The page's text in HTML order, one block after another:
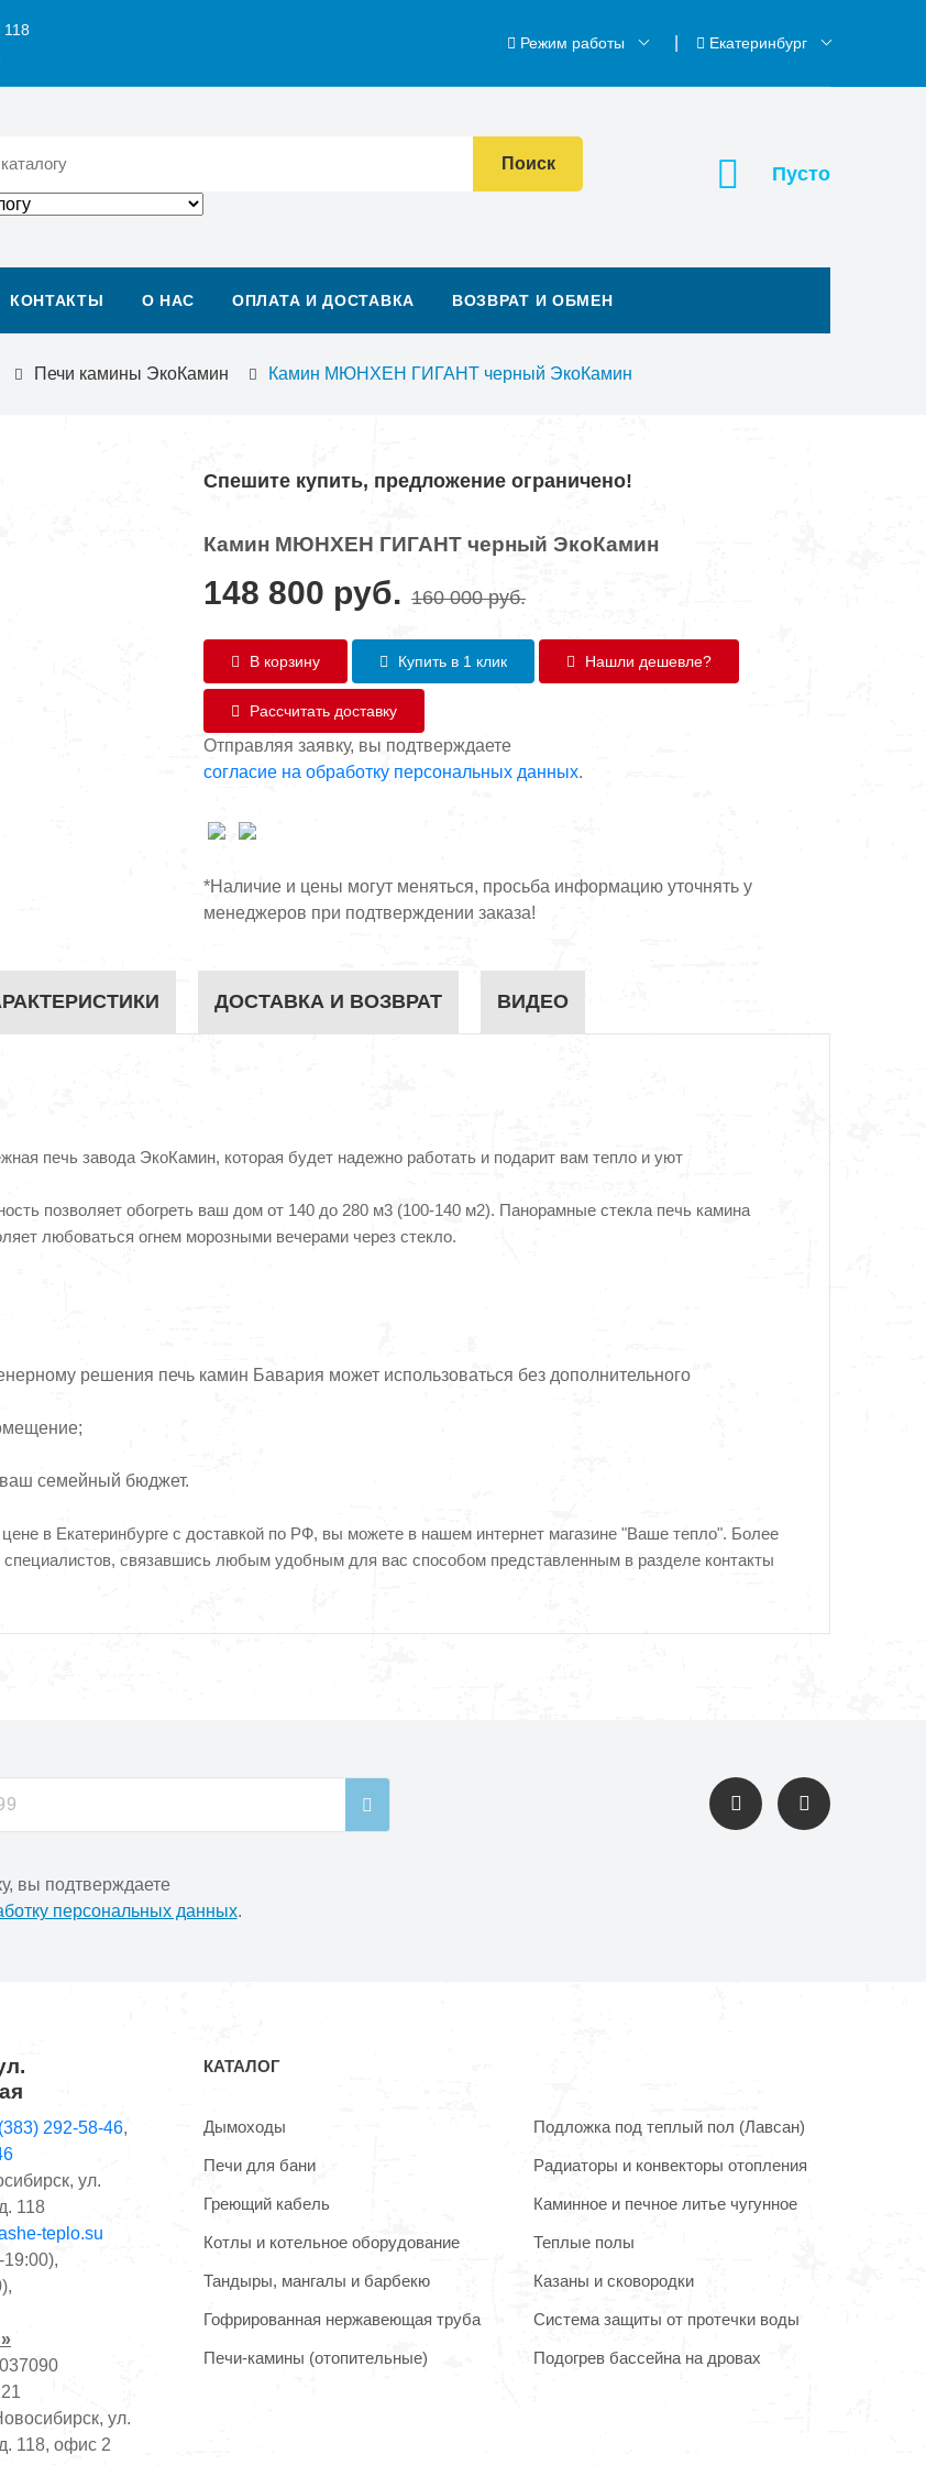
118
Режим работы Екатеринбург
Поиск
КОНТАКТЫ О НАС ОПЛАТА И ДОСТАВКА ВОЗВРАТ И ОБМЕН
Пусто
Печи камины ЭкоКамин Камин МЮНХЕН ГИГАНТ черный ЭкоКамин
Спешите купить, предложение ограничено!
Камин МЮНХЕН ГИГАНТ черный ЭкоКамин
148 800 руб. 160 000 руб.
В корзину Купить в 1 клик Нашли дешевле?
Рассчитать доставку
Отправляя заявку, вы подтверждаете
согласие на обработку персональных данных.
*Наличие и цены могут меняться, просьба информацию уточнять у
менеджеров при подтверждении заказа!
ДОСТАВКА И ВОЗВРАТ ВИДЕО
печь завода ЭкоКамин, которая будет надежно работать и подарит вам тепло и уют
позволяет обогреть ваш дом от 140 до 280 м3 (100-140 м2). Панорамные стекла печь камина
любоваться огнем морозными вечерами через стекло.
решения печь камин Бавария может использоваться без дополнительного
ваш семейный бюджет.
в Екатеринбурге с доставкой по РФ, вы можете в нашем интернет магазине "Ваше тепло". Более
связавшись любым удобным для вас способом представленным в разделе контакты
вы подтверждаете
персональных данных.
292-58-46,
ул.
118
teplo.su
ул.
118, офис 2
КАТАЛОГ
Дымоходы
Печи для бани
Греющий кабель
Котлы и котельное оборудование
Тандыры, мангалы и барбекю
Гофрированная нержавеющая труба
Печи-камины (отопительные)
Подложка под теплый пол (Лавсан)
Радиаторы и конвекторы отопления
Каминное и печное литье чугунное
Теплые полы
Казаны и сковородки
Система защиты от протечки воды
Подогрев бассейна на дровах